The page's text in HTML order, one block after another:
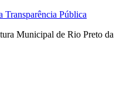
Transparência Pública
Municipal de Rio Preto da